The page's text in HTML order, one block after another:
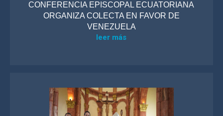
CONFERENCIA EPISCOPAL ECUATORIANA
ORGANIZA COLECTA EN FAVOR DE
VENEZUELA
leer más